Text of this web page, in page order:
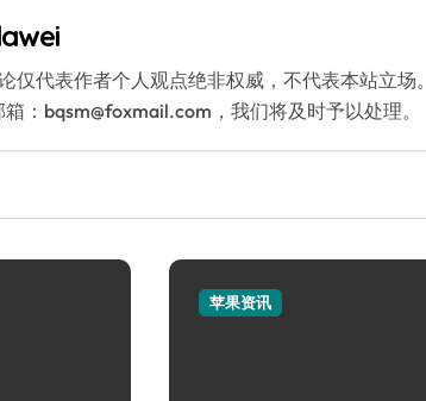
仅代表作者个人观点绝非权威，不代表本站立场。
：bqsm@foxmail.com，我们将及时予以处理。
苹果资讯